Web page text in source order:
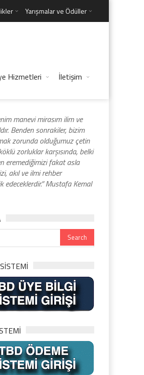
Yarışmalar ve Ödüller
Hizmetleri İletişim
manevi mirasım ilim ve
Benden sonrakiler, bizim
zorunda olduğumuz çetin
zorluklar karşısında, belki
eremediğimizi fakat asla
akıl ve ilmi rehber
edeceklerdir.” Mustafa Kemal